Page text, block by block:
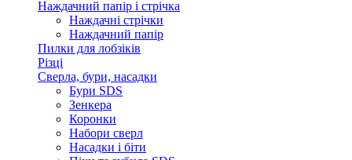
Наждачний папір і стрічка
Наждачні стрічки
Наждачний папір
Пилки для лобзіків
Різці
Сверла, бури, насадки
Бури SDS
Зенкера
Коронки
Набори сверл
Насадки і біти